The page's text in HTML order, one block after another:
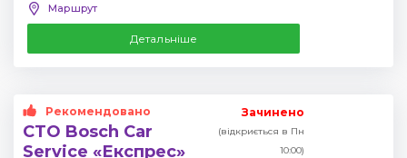
Маршрут
Детальніше
Рекомендовано
СТО Bosch Car
Service «Експрес»
Зачинено
(відкриється в Пн
10:00)